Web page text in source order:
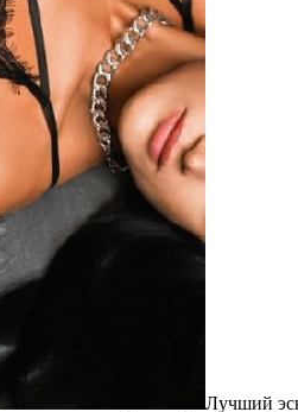
Лучший